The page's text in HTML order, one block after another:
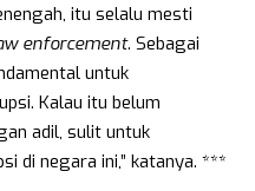
itu selalu mesti
enforcement. Sebagai
untuk
Kalau itu belum
adil, sulit untuk
di negara ini,” katanya. ***